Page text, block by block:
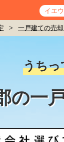
イエ
> 一戸建ての売
うちっ
の一